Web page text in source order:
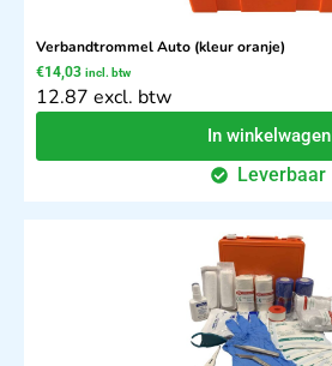
Verbandtrommel Auto (kleur oranje)
€14,03 incl. btw
12.87 excl. btw
In winkelwagen
Leverbaar